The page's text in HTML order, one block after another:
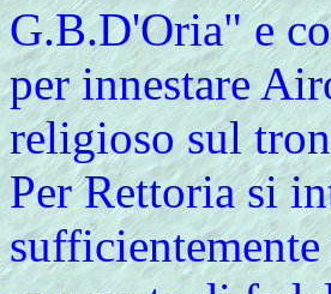
G.B.D'Oria" e
per innestare
religioso sul
Per Rettoria si